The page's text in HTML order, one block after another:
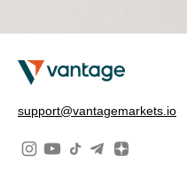
support@vantagemarkets.io